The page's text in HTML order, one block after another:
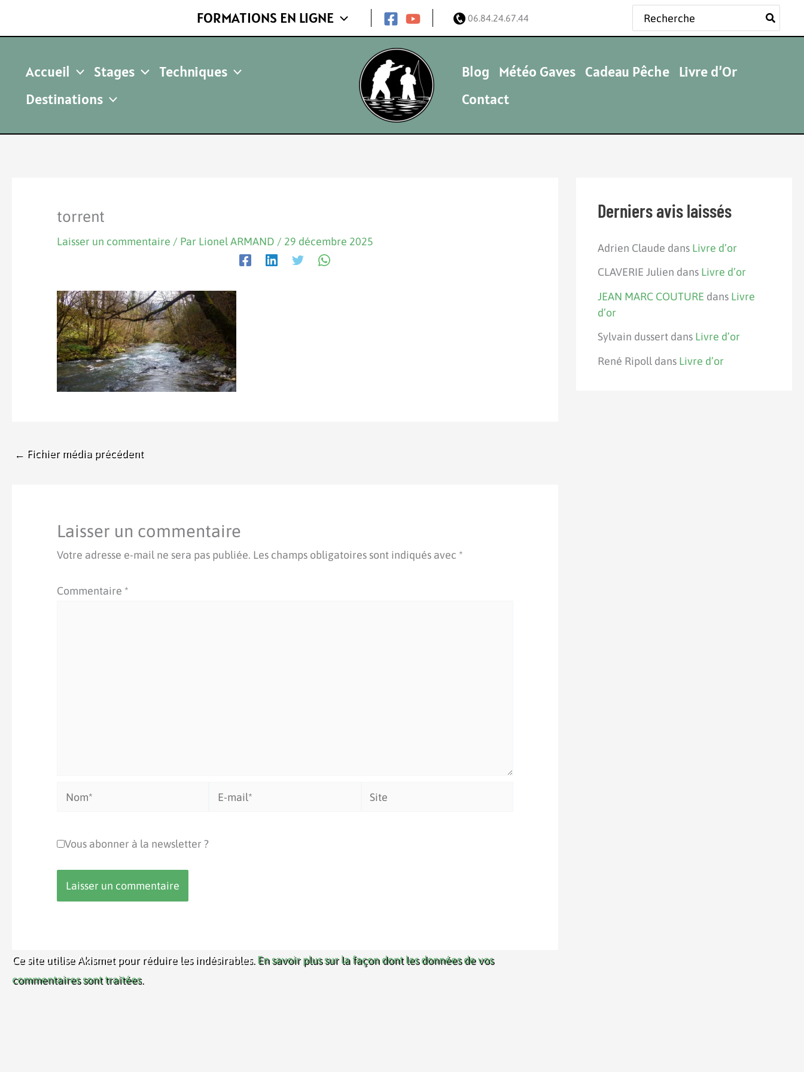
FORMATIONS EN LIGNE 06.84.24.67.44
Rechercher:
Accueil Stages
Techniques
Destinations
Blog Météo Gaves Cadeau Pêche Livre d’Or
Contact
torrent
Laisser un commentaire / Par Lionel ARMAND / 29 décembre 2025
← Fichier média précédent
Laisser un commentaire
Votre adresse e-mail ne sera pas publiée. Les champs obligatoires sont indiqués avec *
Commentaire *
Nom* Site
Vous abonner à la newsletter ?
Ce site utilise Akismet pour réduire les indésirables. En savoir plus sur la façon dont les données de vos
commentaires sont traitées.
Derniers avis laissés
Adrien Claude dans Livre d’or
CLAVERIE Julien dans Livre d’or
JEAN MARC COUTURE dans Livre
d’or
Sylvain dussertdans Livre d’or
René Ripolldans Livre d’or